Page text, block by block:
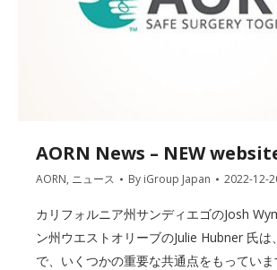
AORN News – NEW
AORN, ニュース By iGroup Japan 2022-12-
カリフォルニア州サンディエゴのJosh
ン州ウエストオリーブのJulie Hubner 氏は
で、いくつかの重要な共通点をもっていま